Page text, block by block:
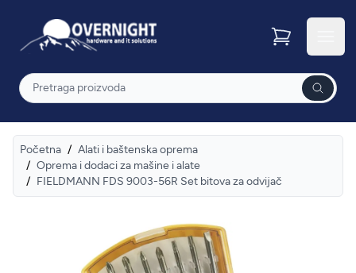
Overnight
Pretraga
Početna / Alati i baštenska oprema
/ Oprema i dodaci za mašine i alate
/ FIELDMANN FDS 9003-56R Set bitova za odvijač